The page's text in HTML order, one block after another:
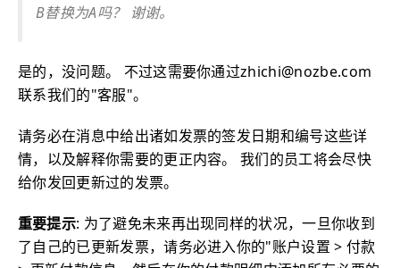
B替换为A吗？ 谢谢。
是的，没问题。 不过这需要你通过zhichi@nozbe.com
联系我们的"客服"。
请务必在消息中给出诸如发票的签发日期和编号这些详
情，以及解释你需要的更正内容。 我们的员工将会尽快
给你发回更新过的发票。
重要提示: 为了避免未来再出现同样的状况，一旦你收到
了自己的已更新发票，请务必进入你的"账户设置 > 付款